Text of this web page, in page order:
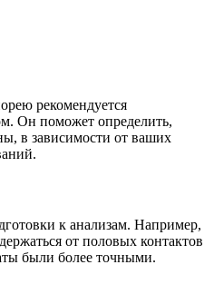
рекомендуется
Он поможет определить,
в зависимости от ваших
к анализам. Например,
от половых контактов
были более точными.